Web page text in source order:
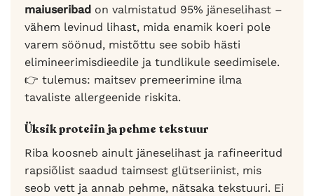
maiuseribad on valmistatud 95% jäneselihast –
vähem levinud lihast, mida enamik koeri pole
varem söönud, mistõttu see sobib hästi
elimineerimisdieedile ja tundlikule seedimisele.
👉 tulemus: maitsev premeerimine ilma
tavaliste allergeenide riskita.
Üksik proteiin ja pehme tekstuur
Riba koosneb ainult jäneselihast ja rafineeritud
rapsiõlist saadud taimsest glütseriinist, mis
seob vett ja annab pehme, nätsaka tekstuuri. Ei